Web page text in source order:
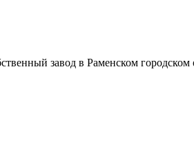
завод в Раменском